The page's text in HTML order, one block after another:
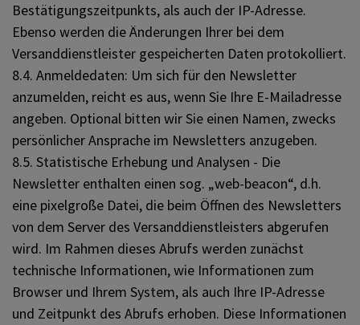
Bestätigungszeitpunkts, als auch der IP-Adresse.
Ebenso werden die Änderungen Ihrer bei dem
Versanddienstleister gespeicherten Daten protokolliert.
8.4. Anmeldedaten: Um sich für den Newsletter
anzumelden, reicht es aus, wenn Sie Ihre E-Mailadresse
angeben. Optional bitten wir Sie einen Namen, zwecks
persönlicher Ansprache im Newsletters anzugeben.
8.5. Statistische Erhebung und Analysen - Die
Newsletter enthalten einen sog. „web-beacon“, d.h.
eine pixelgroße Datei, die beim Öffnen des Newsletters
von dem Server des Versanddienstleisters abgerufen
wird. Im Rahmen dieses Abrufs werden zunächst
technische Informationen, wie Informationen zum
Browser und Ihrem System, als auch Ihre IP-Adresse
und Zeitpunkt des Abrufs erhoben. Diese Informationen